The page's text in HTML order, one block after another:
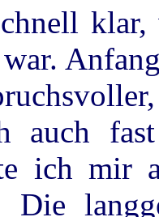
war.
auch
ich mir